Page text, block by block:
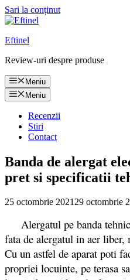
Sari la conținut
Eftinel
Review-uri despre produse
Meniu
Meniu
Recenzii
Stiri
Contact
Banda de alergat
pret si specificatii
25 octombrie 202129 octombrie
Alergatul pe banda tehnic
fata de alergatul in aer
Cu un astfel de aparat poti
propriei locuinte, pe terasa